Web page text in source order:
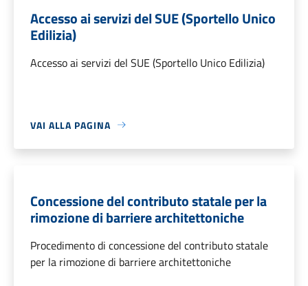
Accesso ai servizi del SUE (Sportello Unico
Edilizia)
Accesso ai servizi del SUE (Sportello Unico Edilizia)
VAI ALLA PAGINA
Concessione del contributo statale per la
rimozione di barriere architettoniche
Procedimento di concessione del contributo statale
per la rimozione di barriere architettoniche